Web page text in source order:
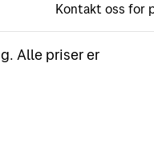
Kontakt oss for
Alle priser er